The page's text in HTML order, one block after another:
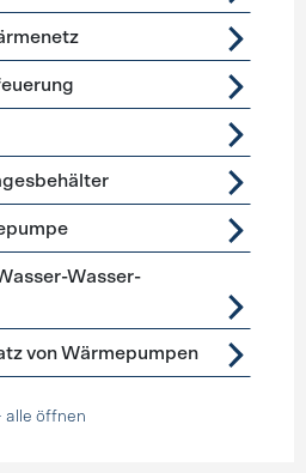
Wasser-
von Wärmepumpen
alle öffnen